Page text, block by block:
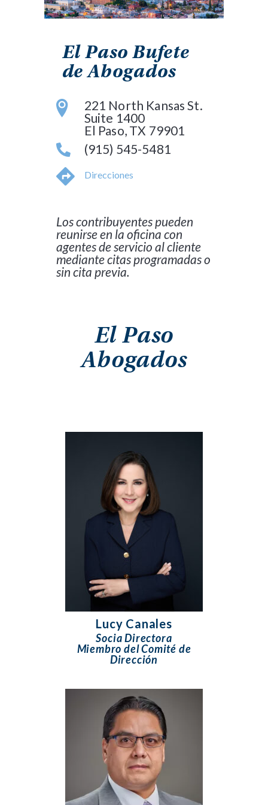
El Paso Bufete
de Abogados
221 North Kansas St.
Suite 1400
El Paso, TX 79901
(915) 545-5481
Direcciones
Los contribuyentes pueden
reunirse en la oficina con
agentes de servicio al cliente
mediante citas programadas o
sin cita previa.
El Paso
Abogados
Lucy Canales
Socia Directora
Miembro del Comité de
Dirección